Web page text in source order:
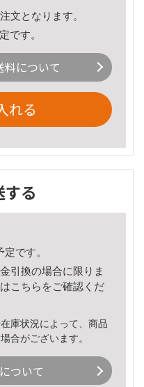
文となります。
です。
料について
れる
する
です。
引換の場合に限りま
こちら をご確認くだ
庫状況によって、商品
合がございます。
ついて